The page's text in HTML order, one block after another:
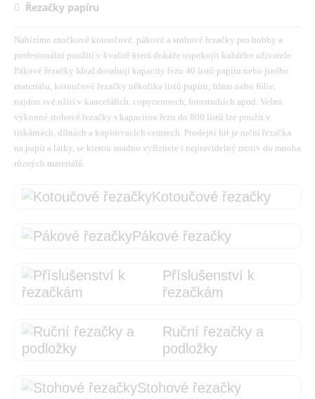
Řezačky papíru
Nabízíme značkové kotoučové, pákové a stohové řezačky pro hobby a
profesionální použití v kvalitě která dokáže uspokojit každého uživatele.
Pákové řezačky Ideal dosahují kapacity řezu 40 listů papíru nebo jiného
materiálu, kotoučové řezačky několika listů papíru, filmu nebo fólie,
najdou své užití v kancelářích, copycentrech, fotostudiích apod. Velmi
výkonné stohové řezačky s kapacitou řezu do 800 listů lze použít v
tiskárnách, dílnách a kopírovacích centrech. Prodejní hit je ruční řezačka
na papír a látky, se kterou snadno vyříznete i nepravidelný motiv do mnoha
různých materiálů.
Kotoučové řezačky
Pákové řezačky
Příslušenství k
řezačkám
Ruční řezačky a
podložky
Stohové řezačky